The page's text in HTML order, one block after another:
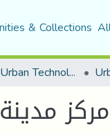
& Collections
Institute for Urban Technology Management
مدينة